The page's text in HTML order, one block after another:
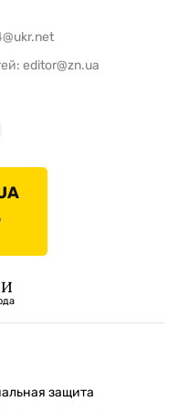
editor@zn.ua
защита